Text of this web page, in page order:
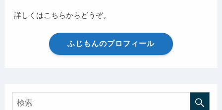
詳しくはこちらからどうぞ。
ふじもんのプロフィール